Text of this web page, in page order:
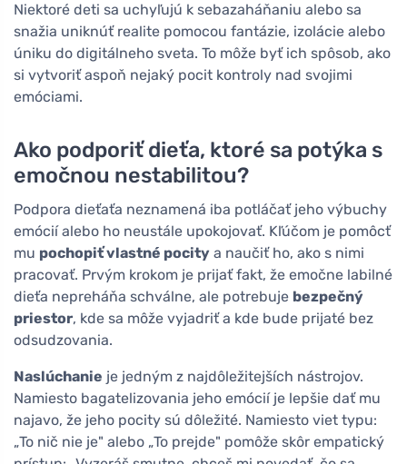
Niektoré deti sa uchyľujú k sebazaháňaniu alebo sa
snažia uniknúť realite pomocou fantázie, izolácie alebo
úniku do digitálneho sveta. To môže byť ich spôsob, ako
si vytvoriť aspoň nejaký pocit kontroly nad svojimi
emóciami.
Ako podporiť dieťa, ktoré sa potýka s
emočnou nestabilitou?
Podpora dieťaťa neznamená iba potláčať jeho výbuchy
emócií alebo ho neustále upokojovať. Kľúčom je pomôcť
mu pochopiť vlastné pocity a naučiť ho, ako s nimi
pracovať. Prvým krokom je prijať fakt, že emočne labilné
dieťa nepreháňa schválne, ale potrebuje bezpečný
priestor, kde sa môže vyjadriť a kde bude prijaté bez
odsudzovania.
Naslúchanie je jedným z najdôležitejších nástrojov.
Namiesto bagatelizovania jeho emócií je lepšie dať mu
najavo, že jeho pocity sú dôležité. Namiesto viet typu:
„To nič nie je" alebo „To prejde" pomôže skôr empatický